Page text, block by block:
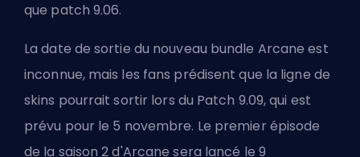
que patch9.06.
La date de sortie du nouveau bundle Arcane est
inconnue, mais les fans prédisent que la ligne de
skins pourrait sortir lors du Patch 9.09, qui est
prévu pour le 5 novembre. Le premier épisode
de la saison 2 d'Arcane sera lancé le 9